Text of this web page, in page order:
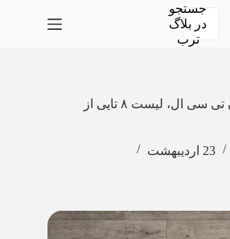
جستجو
در بلاگ
ترب
آشنایی با بهترین تلویزیون تی سی ال، لیست ۸ تایی از
23 اردیبهشت